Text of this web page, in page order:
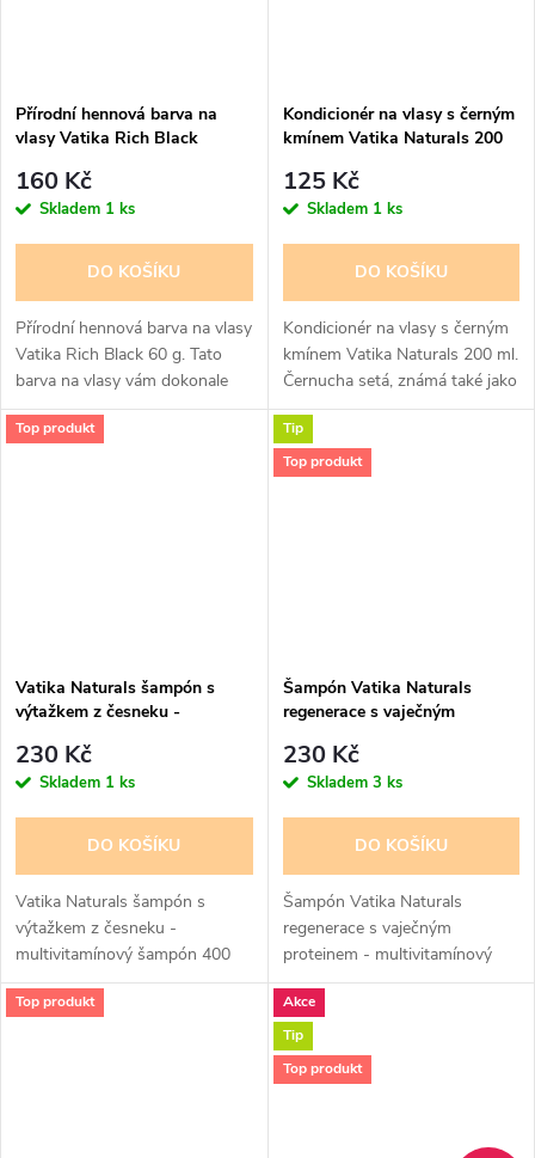
Přírodní hennová barva na
vlasy Vatika Rich Black
160 Kč
Skladem 1 ks
DO KOŠÍKU
Přírodní hennová barva na vlasy
Vatika Rich Black 60 g. Tato
barva na vlasy vám dokonale
obarví vlasy na lesklou a sytou
černou bez poškození. Vatika
Kondicionér na vlasy s černým
kmínem Vatika Naturals 200
125 Kč
Skladem 1 ks
DO KOŠÍKU
Kondicionér na vlasy s černým
kmínem Vatika Naturals 200 ml.
Černucha setá, známá také jako
pod latinským jménem Nigella
sativa, je rostlina, jejíž příznivé
účinky jsou známy...
Top produkt
Vatika Naturals šampón s
výtažkem z česneku -
ml
230 Kč
Skladem 1 ks
DO KOŠÍKU
Vatika Naturals šampón s
výtažkem z česneku -
multivitamínový šampón 400
ml. Vatika šampón s výtažkem
z česneku je vhodný pro slabé a
Tip
Top produkt
Šampón Vatika Naturals
regenerace s vaječným
šampón 400 ml
230 Kč
Skladem 3 ks
DO KOŠÍKU
Šampón Vatika Naturals
regenerace s vaječným
proteinem - multivitamínový
šampón 400 ml. Pro důkladnou
hydrataci a regeneraci
poškozených vlasů.Vlasy jsou
ze 70% tvořeny...
Top produkt
Akce
Tip
Top produkt